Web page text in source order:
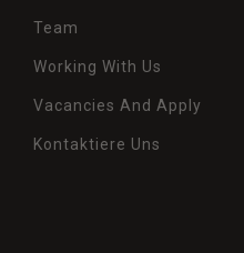
Team
Working With Us
Vacancies And Apply
Kontaktiere Uns